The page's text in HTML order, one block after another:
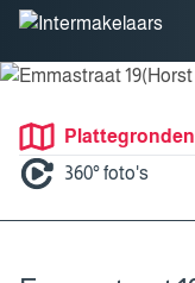
Spring naar inhoud
Plattegronden
360° foto's